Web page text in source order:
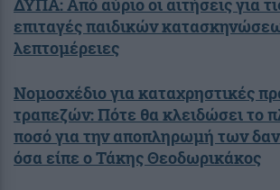
επιταγές παιδικών
λεπτομέρειες
Νομοσχέδιο για καταχρηστικές
τραπεζών: Πότε θα κλειδώσει το
ποσό για την αποπληρωμή των
όσα είπε ο Τάκης Θεοδωρικάκος